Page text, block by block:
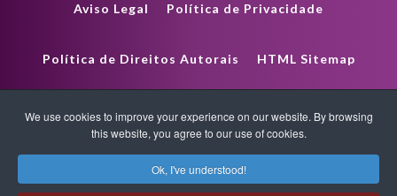
Aviso Legal Política de Privacidade
Política de Direitos Autorais HTML Sitemap
Copyright © 2026 Quantum-Touch. All rights reserved.
www.quantumtouch.com
We use cookies to improve your experience on our website. By browsing
this website, you agree to our use of cookies.
Ok, I've understood!